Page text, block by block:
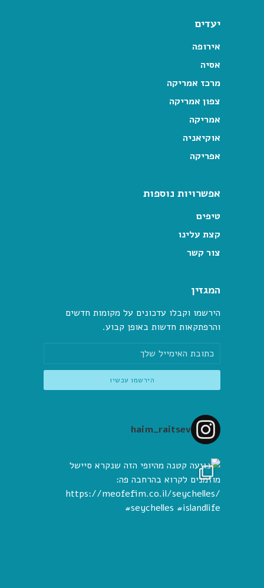
יעדים
אירופה
אסיה
מרכז אמריקה
צפון אמריקה
אמריקה
אוקיאניה
אפריקה
אפשרויות נוספות
טיפים
קצת עלינו
צור קשר
המגזין
הירשמו וקבלו עדכונים על מקומות חדשים
והרפתקאות חדשות באופן קבוע.
haim_raitsev